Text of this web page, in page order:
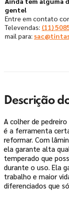
gente!
Entre em contato
Televendas: (11)
mail para:
Descrição
A colher de
é a ferramenta
reformar. Com
ela garante alta
temperado que
durante o uso. Ela
trabalho e maior
diferenciados que